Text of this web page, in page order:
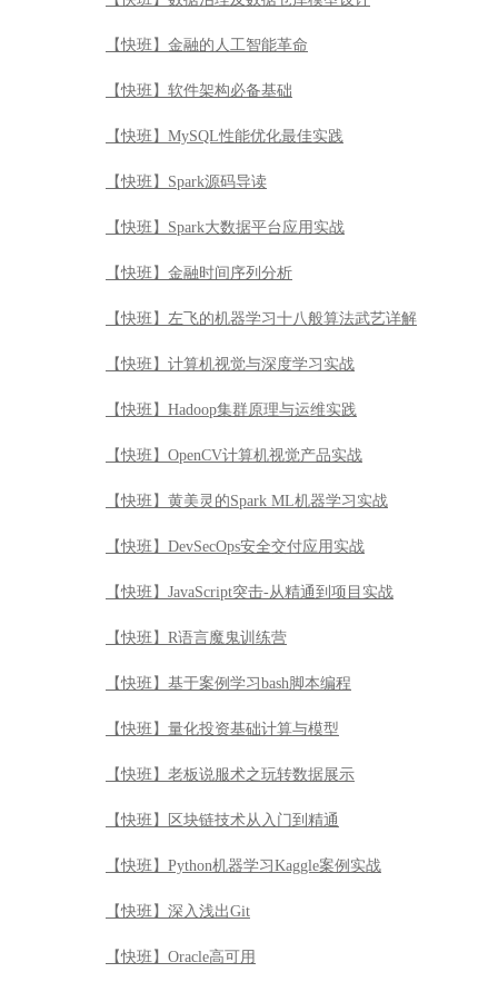
【快班】金融的人工智能革命
【快班】软件架构必备基础
【快班】MySQL性能优化最佳实践
【快班】Spark源码导读
【快班】Spark大数据平台应用实战
【快班】金融时间序列分析
【快班】左飞的机器学习十八般算法武艺详解
【快班】计算机视觉与深度学习实战
【快班】Hadoop集群原理与运维实践
【快班】OpenCV计算机视觉产品实战
【快班】黄美灵的Spark ML机器学习实战
【快班】DevSecOps安全交付应用实战
【快班】JavaScript突击-从精通到项目实战
【快班】R语言魔鬼训练营
【快班】基于案例学习bash脚本编程
【快班】量化投资基础计算与模型
【快班】老板说服术之玩转数据展示
【快班】区块链技术从入门到精通
【快班】Python机器学习Kaggle案例实战
【快班】深入浅出Git
【快班】Oracle高可用